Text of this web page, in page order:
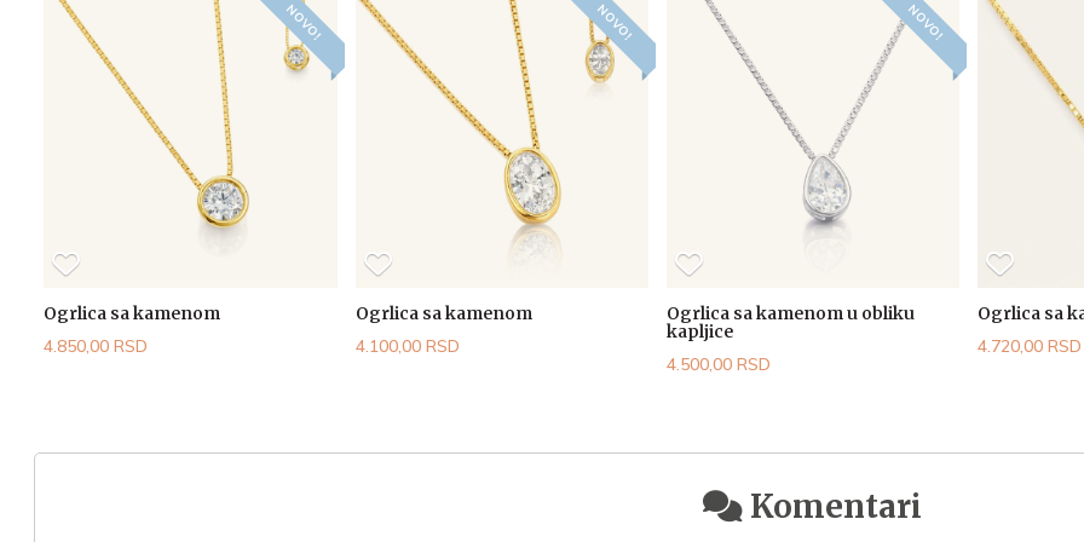
NOVO!
Ogrlica sa kamenom
4.850,00 RSD
NOVO!
Ogrlica sa kamenom
4.100,00 RSD
NOVO!
Ogrlica sa kamenom u obliku
kapljice
4.500,00 RSD
Ogrlica sa
4.720,00 RSD
Komentari